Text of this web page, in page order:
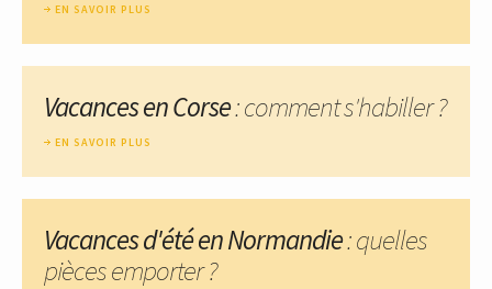
EN SAVOIR PLUS
Vacances en Corse: comment s'habiller ?
EN SAVOIR PLUS
Vacances d'été en Normandie: quelles
pièces emporter ?